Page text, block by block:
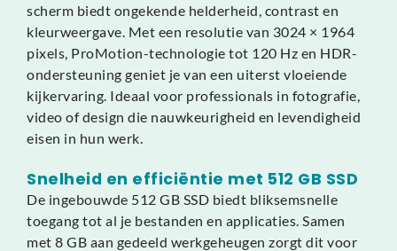
scherm biedt ongekende helderheid, contrast en
kleurweergave. Met een resolutie van 3024 × 1964
pixels, ProMotion-technologie tot 120 Hz en HDR-
ondersteuning geniet je van een uiterst vloeiende
kijkervaring. Ideaal voor professionals in fotografie,
video of design die nauwkeurigheid en levendigheid
eisen in hun werk.
Snelheid en efficiëntie met 512 GB SSD
De ingebouwde 512 GB SSD biedt bliksemsnelle
toegang tot al je bestanden en applicaties. Samen
met 8 GB aan gedeeld werkgeheugen zorgt dit voor